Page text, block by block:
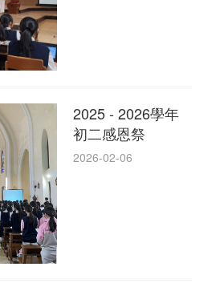
2025 - 2026學年
初二感恩祭
2026-02-06